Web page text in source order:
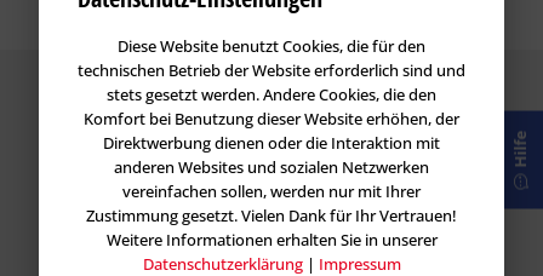
Garantie
Wir stehen hinter unseren Produkten und geben
Ihnen eine Preis-Leistungs Garantie für alle Vietschi
Hilfe
Diese Website benutzt Cookies, die für den
technischen Betrieb der Website erforderlich sind und
stets gesetzt werden. Andere Cookies, die den
Komfort bei Benutzung dieser Website erhöhen, der
Direktwerbung dienen oder die Interaktion mit
anderen Websites und sozialen Netzwerken
vereinfachen sollen, werden nur mit Ihrer
Zustimmung gesetzt. Vielen Dank für Ihr Vertrauen!
Weitere Informationen erhalten Sie in unserer
Datenschutzerklärung| Impressum